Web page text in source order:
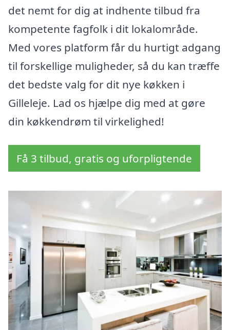
det nemt for dig at indhente tilbud fra
kompetente fagfolk i dit lokalområde.
Med vores platform får du hurtigt adgang
til forskellige muligheder, så du kan træffe
det bedste valg for dit nye køkken i
Gilleleje. Lad os hjælpe dig med at gøre
din køkkendrøm til virkelighed!
Få 3 tilbud, gratis og uforpligtende